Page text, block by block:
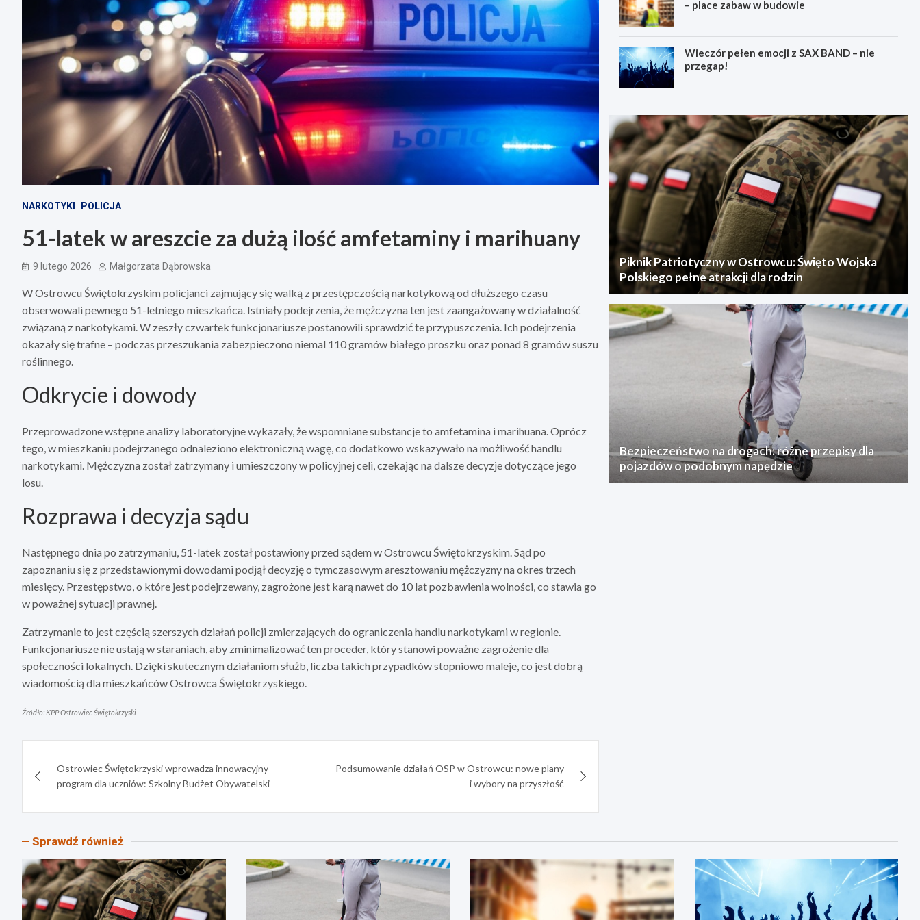
NARKOTYKI POLICJA
51-latek w areszcie za dużą ilość amfetaminy i marihuany
9 lutego 2026 Małgorzata Dąbrowska
W Ostrowcu Świętokrzyskim policjanci zajmujący się walką z przestępczością narkotykową od dłuższego czasu
obserwowali pewnego 51-letniego mieszkańca. Istniały podejrzenia, że mężczyzna ten jest zaangażowany w działalność
związaną z narkotykami. W zeszły czwartek funkcjonariusze postanowili sprawdzić te przypuszczenia. Ich podejrzenia
okazały się trafne – podczas przeszukania zabezpieczono niemal 110 gramów białego proszku oraz ponad 8 gramów suszu
roślinnego.
Odkrycie i dowody
Przeprowadzone wstępne analizy laboratoryjne wykazały, że wspomniane substancje to amfetamina i marihuana. Oprócz
tego, w mieszkaniu podejrzanego odnaleziono elektroniczną wagę, co dodatkowo wskazywało na możliwość handlu
narkotykami. Mężczyzna został zatrzymany i umieszczony w policyjnej celi, czekając na dalsze decyzje dotyczące jego
losu.
Rozprawa i decyzja sądu
Następnego dnia po zatrzymaniu, 51-latek został postawiony przed sądem w Ostrowcu Świętokrzyskim. Sąd po
zapoznaniu się z przedstawionymi dowodami podjął decyzję o tymczasowym aresztowaniu mężczyzny na okres trzech
miesięcy. Przestępstwo, o które jest podejrzewany, zagrożone jest karą nawet do 10 lat pozbawienia wolności, co stawia go
w poważnej sytuacji prawnej.
Zatrzymanie to jest częścią szerszych działań policji zmierzających do ograniczenia handlu narkotykami w regionie.
Funkcjonariusze nie ustają w staraniach, aby zminimalizować ten proceder, który stanowi poważne zagrożenie dla
społeczności lokalnych. Dzięki skutecznym działaniom służb, liczba takich przypadków stopniowo maleje, co jest dobrą
wiadomością dla mieszkańców Ostrowca Świętokrzyskiego.
Źródło: KPP Ostrowiec Świętokrzyski
wpisuOstrowiec Świętokrzyski wprowadza innowacyjny
program dla uczniów: Szkolny Budżet Obywatelski
Podsumowanie działań OSP w Ostrowcu: nowe plany
i wybory na przyszłość
– place zabaw w budowie
Wieczór pełen emocji z SAX BAND – nie
przegap!
Piknik Patriotyczny w Ostrowcu: Święto Wojska
Polskiego pełne atrakcji dla rodzin
Bezpieczeństwo na drogach: różne przepisy dla
pojazdów o podobnym napędzie
Sprawdź również